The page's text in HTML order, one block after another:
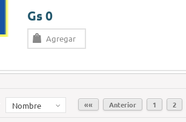
Gs 0
Agregar
Nombre «« Anterior 1 2